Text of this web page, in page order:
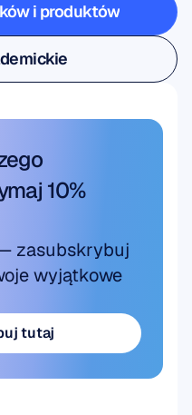
i produktów
i produktów
10%
zasubskrybuj
wyjątkowe
tutaj